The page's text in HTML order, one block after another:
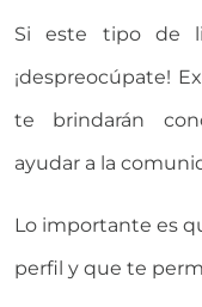
Si este tipo de
¡despreocúpate!
te brindarán
ayudar a la
Lo importante es
perfil y que te